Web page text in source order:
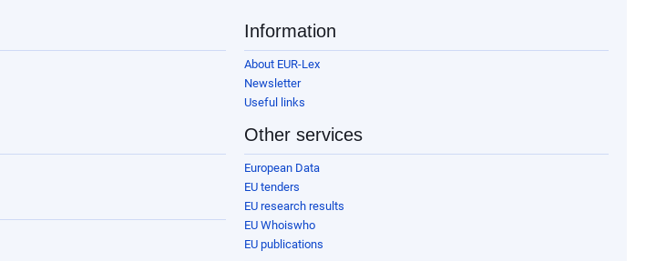
Information
About EUR-Lex
Newsletter
Useful links
Other services
European Data
EU tenders
EU research results
EU Whoiswho
EU publications